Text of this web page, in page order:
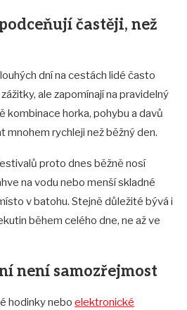
častěji, než
dní na cestách lidé často
ale zapomínají na pravidelný
kombinace horka, pohybu a davů
mnohem rychleji než běžný den.
proto dnes běžně nosí
na vodu nebo menší skladné
v batohu. Stejně důležité bývá i
během celého dne, ne až ve
není samozřejmost
hodinky nebo elektronické